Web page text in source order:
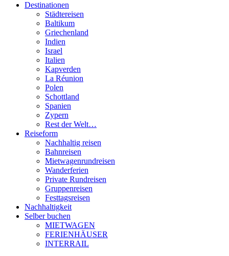
Destinationen
Städtereisen
Baltikum
Griechenland
Indien
Israel
Italien
Kapverden
La Réunion
Polen
Schottland
Spanien
Zypern
Rest der Welt…
Reiseform
Nachhaltig reisen
Bahnreisen
Mietwagenrundreisen
Wanderferien
Private Rundreisen
Gruppenreisen
Festtagsreisen
Nachhaltigkeit
Selber buchen
MIETWAGEN
FERIENHÄUSER
INTERRAIL